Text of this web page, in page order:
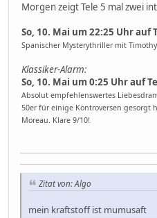
Morgen zeigt Tele 5 mal zwei
So, 10. Mai um 22:25 Uhr auf
Spanischer Mysterythriller mit
Klassiker-Alarm:
So, 10. Mai um 0:25 Uhr auf
Absolut empfehlenswertes
50er für einige Kontroversen gesorgt
Moreau. Klare 9/10!
Zitat von: Algo
mein kraftstoff ist mumusaft